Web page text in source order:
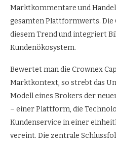
Marktkommentare und
gesamten Plattformwerts. Die
diesem Trend und integriert
Kundenökosystem.
Bewertet man die Crownex
Marktkontext, so strebt das
Modell eines Brokers der
– einer Plattform, die
Kundenservice in einer
vereint. Die zentrale